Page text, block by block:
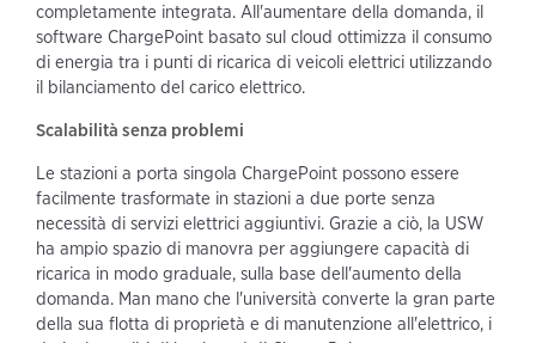
completamente integrata. All'aumentare della domanda, il
software ChargePoint basato sul cloud ottimizza il consumo
di energia tra i punti di ricarica di veicoli elettrici utilizzando
il bilanciamento del carico elettrico.
Scalabilità senza problemi
Le stazioni a porta singola ChargePoint possono essere
facilmente trasformate in stazioni a due porte senza
necessità di servizi elettrici aggiuntivi. Grazie a ciò, la USW
ha ampio spazio di manovra per aggiungere capacità di
ricarica in modo graduale, sulla base dell'aumento della
domanda. Man mano che l'università converte la gran parte
della sua flotta di proprietà e di manutenzione all'elettrico, i